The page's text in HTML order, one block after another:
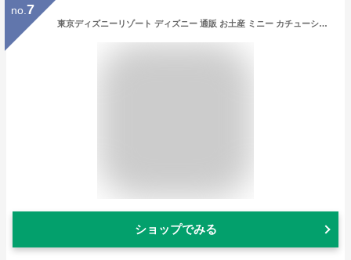
no. 7
東京ディズニーリゾート ディズニー 通販 お土産 ミニー カチューシャ ライト ゴールド キーチェーン 無料 ギフトラッピング TDR ディズニーシー ディズニーランド おみやげ キーホルダー
ショップでみる